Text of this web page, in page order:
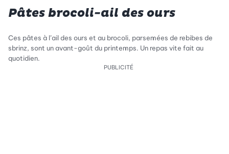
Pâtes brocoli-ail des ours
Ces pâtes à l’ail des ours et au brocoli, parsemées de rebibes de
sbrinz, sont un avant-goût du printemps. Un repas vite fait au
quotidien.
PUBLICITÉ